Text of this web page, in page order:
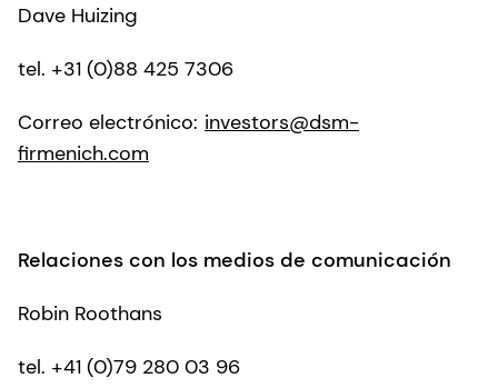
Dave Huizing
tel. +31 (0)88 425 7306
Correo electrónico: investors@dsm-
firmenich.com
Relaciones con los medios de comunicación
Robin Roothans
tel. +41 (0)79 280 03 96